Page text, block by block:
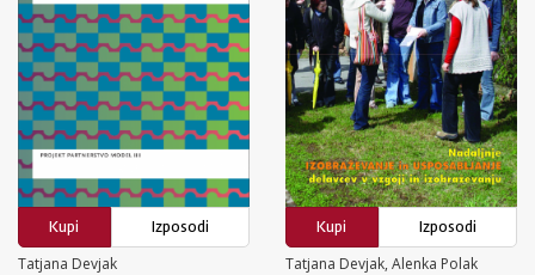
Kupi
Izposodi
Tatjana Devjak
Kupi
Izposodi
Tatjana Devjak, Alenka Polak